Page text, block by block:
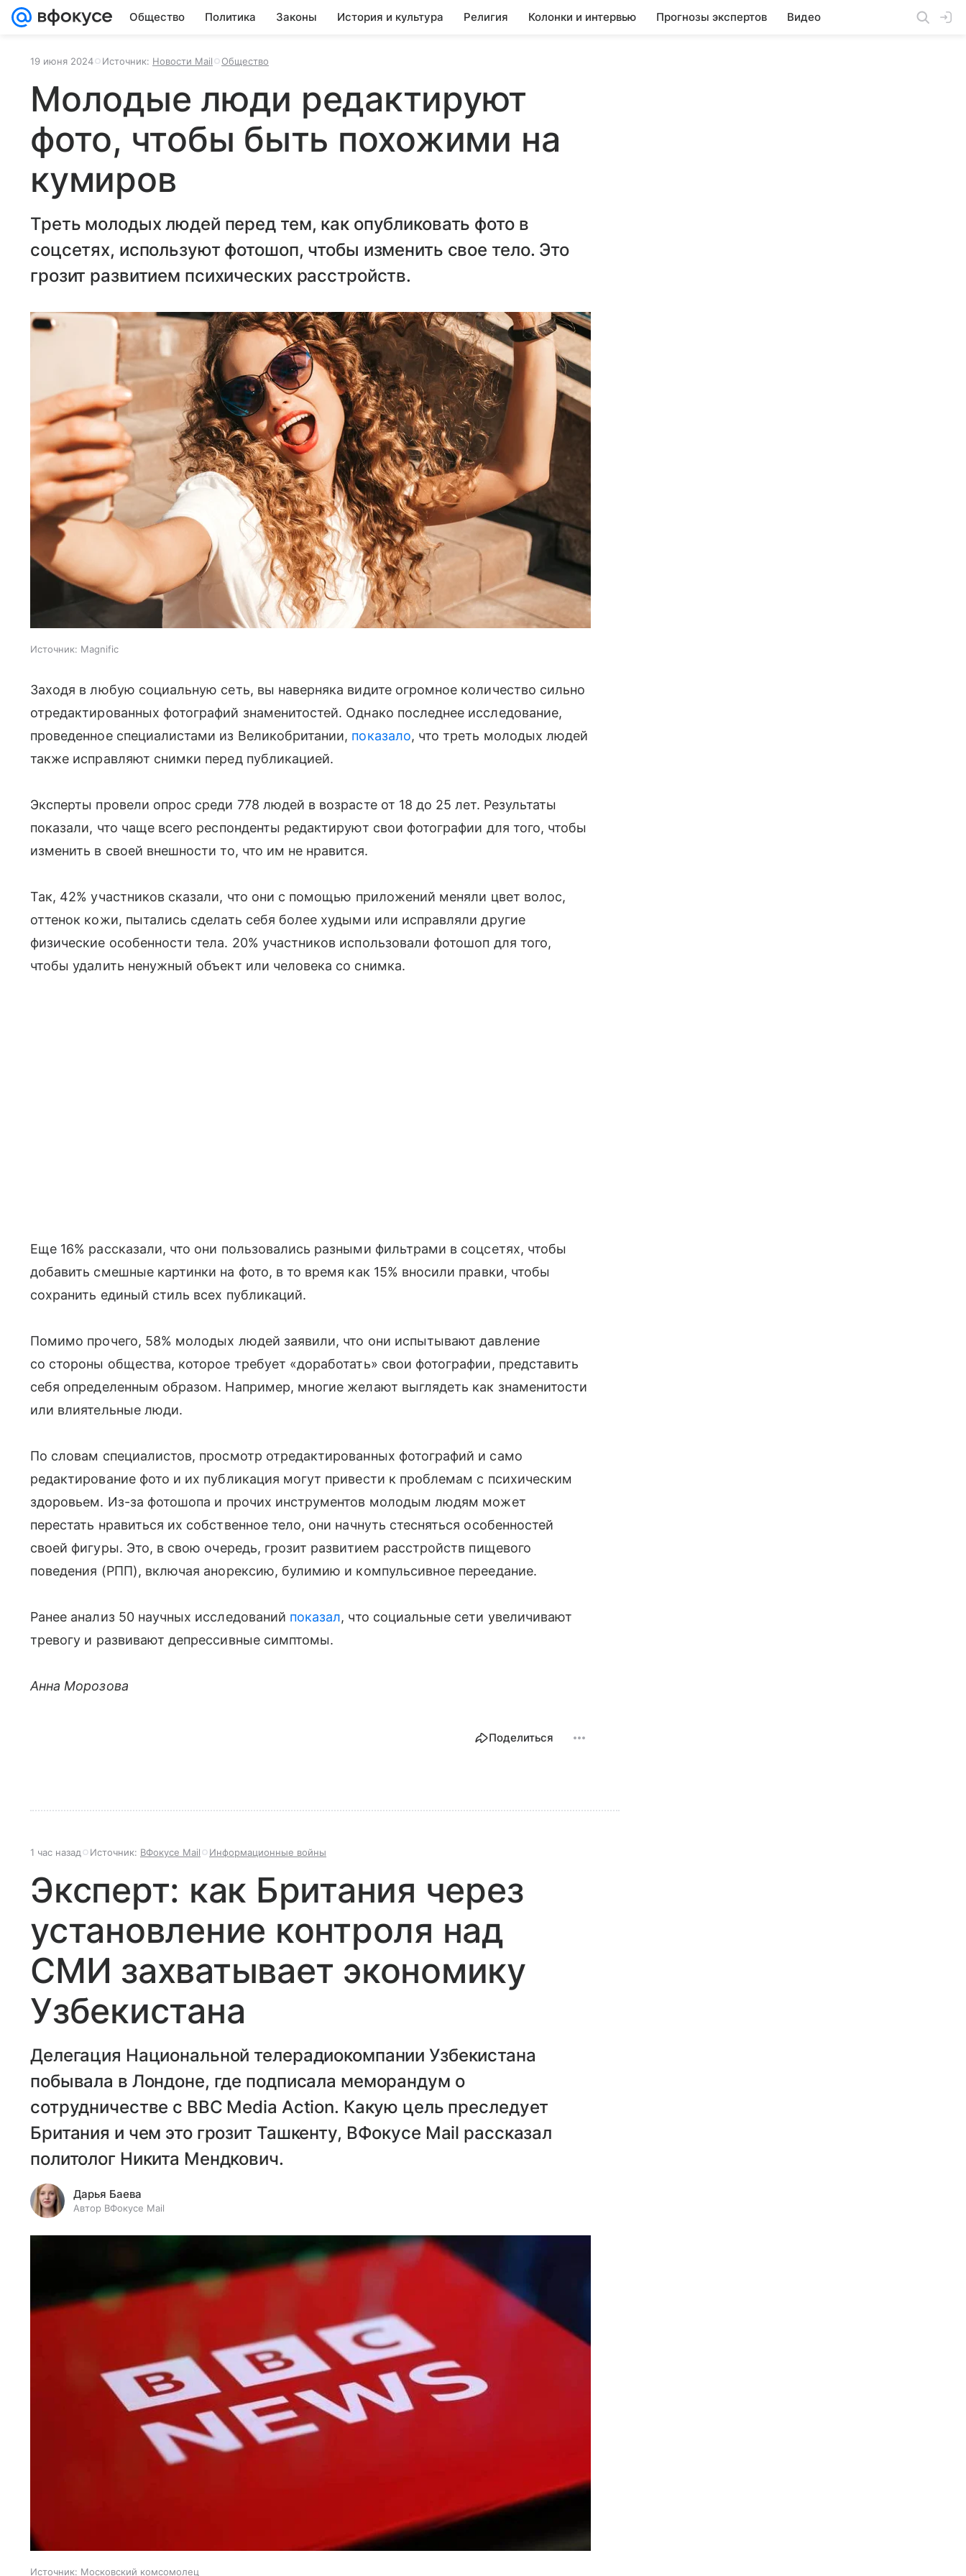
Общество Политика Законы История и культура Религия Колонки и интервью Прогнозы экспертов Видео
19 июня 2024 Источник: Новости Mail Общество
Молодые люди редактируют
фото, чтобы быть похожими на
кумиров
Треть молодых людей перед тем, как опубликовать фото в
соцсетях, используют фотошоп, чтобы изменить свое тело. Это
грозит развитием психических расстройств.
Источник: Magnific
Заходя в любую социальную сеть, вы наверняка видите огромное количество сильно
отредактированных фотографий знаменитостей. Однако последнее исследование,
проведенное специалистами из Великобритании, показало, что треть молодых людей
также исправляют снимки перед публикацией.
Эксперты провели опрос среди 778 людей в возрасте от 18 до 25 лет. Результаты
показали, что чаще всего респонденты редактируют свои фотографии для того, чтобы
изменить в своей внешности то, что им не нравится.
Так, 42% участников сказали, что они с помощью приложений меняли цвет волос,
оттенок кожи, пытались сделать себя более худыми или исправляли другие
физические особенности тела. 20% участников использовали фотошоп для того,
чтобы удалить ненужный объект или человека со снимка.
Еще 16% рассказали, что они пользовались разными фильтрами в соцсетях, чтобы
добавить смешные картинки на фото, в то время как 15% вносили правки, чтобы
сохранить единый стиль всех публикаций.
Помимо прочего, 58% молодых людей заявили, что они испытывают давление
со стороны общества, которое требует «доработать» свои фотографии, представить
себя определенным образом. Например, многие желают выглядеть как знаменитости
или влиятельные люди.
По словам специалистов, просмотр отредактированных фотографий и само
редактирование фото и их публикация могут привести к проблемам с психическим
здоровьем. Из-за фотошопа и прочих инструментов молодым людям может
перестать нравиться их собственное тело, они начнуть стесняться особенностей
своей фигуры. Это, в свою очередь, грозит развитием расстройств пищевого
поведения (РПП), включая анорексию, булимию и компульсивное переедание.
Ранее анализ 50 научных исследований показал, что социальные сети увеличивают
тревогу и развивают депрессивные симптомы.
Анна Морозова
Поделиться
1 час назад Источник: ВФокусе Mail Информационные войны
Эксперт: как Британия через
установление контроля над
СМИ захватывает экономику
Узбекистана
Делегация Национальной телерадиокомпании Узбекистана
побывала в Лондоне, где подписала меморандум о
сотрудничестве с BBC Media Action. Какую цель преследует
Британия и чем это грозит Ташкенту, ВФокусе Mail рассказал
политолог Никита Мендкович.
Дарья Баева
Автор ВФокусе Mail
Источник: Московский комсомолец